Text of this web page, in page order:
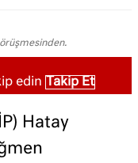
edin Takip Et
Hatay